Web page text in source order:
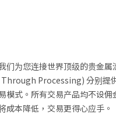
们为您连接世界顶级的贵金
Processing) 分别提
模式。所有交易产品均不设
成本降低，交易更得心应手。